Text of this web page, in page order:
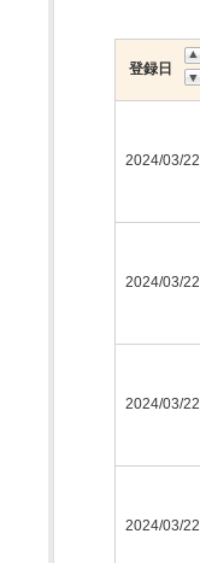
登録日
2024/03/22
2024/03/22
2024/03/22
2024/03/22